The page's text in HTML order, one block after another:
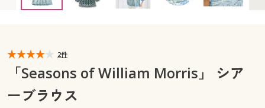
マイページ
閲覧履歴
閲覧履歴
お気に入り
2件
「Seasons of William Morris」 シア
ーブラウス